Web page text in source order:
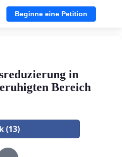
Beginne eine Petition
in
Bereich
(13)